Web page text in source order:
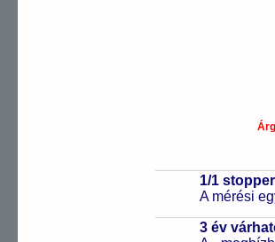
1/1
A mérési
3 év